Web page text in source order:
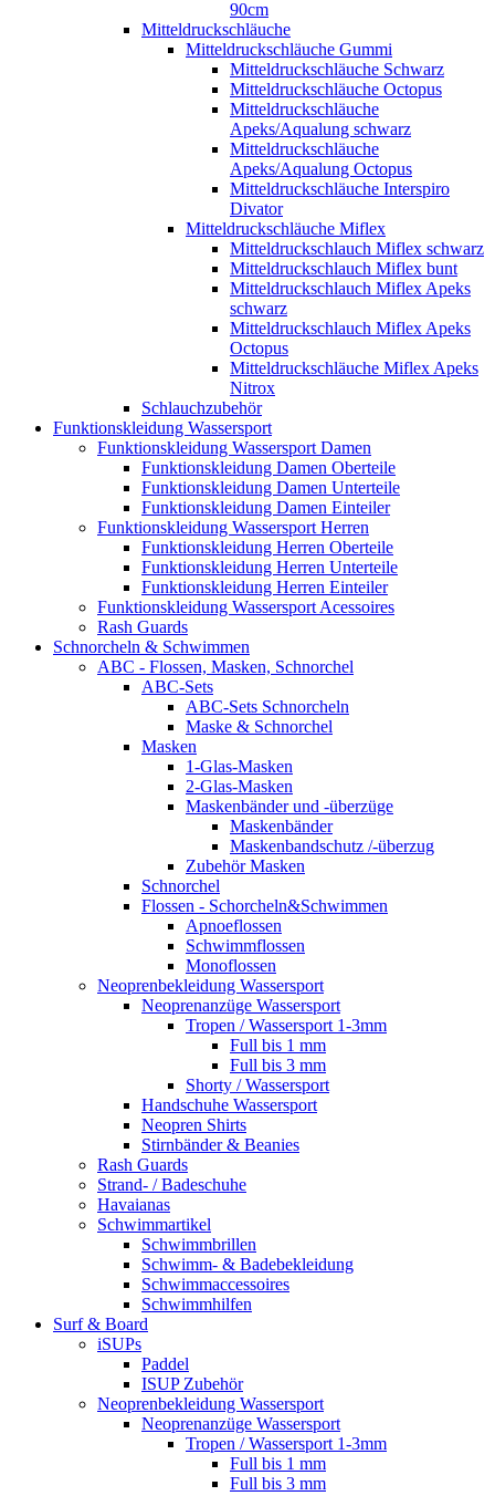
90cm
Mitteldruckschläuche
Mitteldruckschläuche Gummi
Mitteldruckschläuche Schwarz
Mitteldruckschläuche Octopus
Mitteldruckschläuche
Apeks/Aqualung schwarz
Mitteldruckschläuche
Apeks/Aqualung Octopus
Mitteldruckschläuche Interspiro
Divator
Mitteldruckschläuche Miflex
Mitteldruckschlauch Miflex schwarz
Mitteldruckschlauch Miflex bunt
Mitteldruckschlauch Miflex Apeks
schwarz
Mitteldruckschlauch Miflex Apeks
Octopus
Mitteldruckschläuche Miflex Apeks
Nitrox
Schlauchzubehör
Funktionskleidung Wassersport
Funktionskleidung Wassersport Damen
Funktionskleidung Damen Oberteile
Funktionskleidung Damen Unterteile
Funktionskleidung Damen Einteiler
Funktionskleidung Wassersport Herren
Funktionskleidung Herren Oberteile
Funktionskleidung Herren Unterteile
Funktionskleidung Herren Einteiler
Funktionskleidung Wassersport Acessoires
Rash Guards
Schnorcheln & Schwimmen
ABC - Flossen, Masken, Schnorchel
ABC-Sets
ABC-Sets Schnorcheln
Maske & Schnorchel
Masken
1-Glas-Masken
2-Glas-Masken
Maskenbänder und -überzüge
Maskenbänder
Maskenbandschutz /-überzug
Zubehör Masken
Schnorchel
Flossen - Schorcheln&Schwimmen
Apnoeflossen
Schwimmflossen
Monoflossen
Neoprenbekleidung Wassersport
Neoprenanzüge Wassersport
Tropen / Wassersport 1-3mm
Full bis 1 mm
Full bis 3 mm
Shorty / Wassersport
Handschuhe Wassersport
Neopren Shirts
Stirnbänder & Beanies
Rash Guards
Strand- / Badeschuhe
Havaianas
Schwimmartikel
Schwimmbrillen
Schwimm- & Badebekleidung
Schwimmaccessoires
Schwimmhilfen
Surf & Board
iSUPs
Paddel
ISUP Zubehör
Neoprenbekleidung Wassersport
Neoprenanzüge Wassersport
Tropen / Wassersport 1-3mm
Full bis 1 mm
Full bis 3 mm